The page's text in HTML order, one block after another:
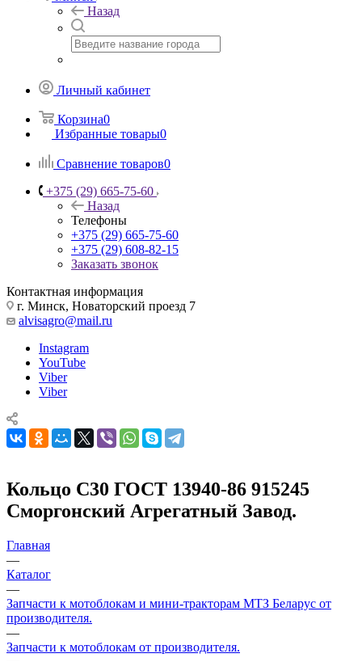
Назад
Личный кабинет
Корзина0
Избранные товары0
Сравнение товаров0
+375 (29) 665-75-60
Назад
Телефоны
+375 (29) 665-75-60
+375 (29) 608-82-15
Заказать звонок
Контактная информация
г. Минск, Новаторский проезд 7
alvisagro@mail.ru
Instagram
YouTube
Viber
Viber
Кольцо С30 ГОСТ 13940-86 915245
Сморгонский Агрегатный Завод.
Главная
—
Каталог
—
Запчасти к мотоблокам и мини-тракторам МТЗ Беларус от
производителя.
—
Запчасти к мотоблокам от производителя.